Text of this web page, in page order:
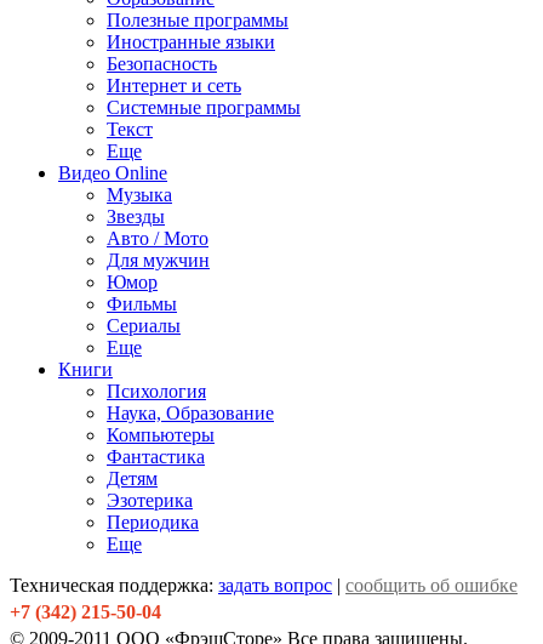
Полезные программы
Иностранные языки
Безопасность
Интернет и сеть
Системные программы
Текст
Еще
Видео Online
Музыка
Звезды
Авто / Мото
Для мужчин
Юмор
Фильмы
Сериалы
Еще
Книги
Психология
Наука, Образование
Компьютеры
Фантастика
Детям
Эзотерика
Периодика
Еще
Техническая поддержка: задать вопрос | сообщить об ошибке
+7 (342) 215-50-04
© 2009-2011 ООО «ФрэшСторе» Все права защищены.